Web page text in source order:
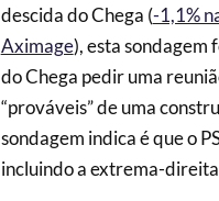
descida do Chega (-1,1%
Aximage), esta sondagem
do Chega pedir uma
“prováveis” de uma
sondagem indica é que o
incluindo a extrema-